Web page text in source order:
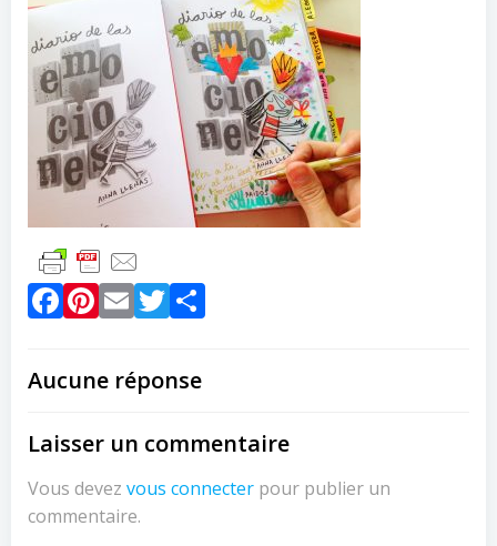
Facebook
Pinterest
EmailTwitter
Aucune réponse
Laisser un commentaire
Vous devez vous connecter pour publier un
commentaire.